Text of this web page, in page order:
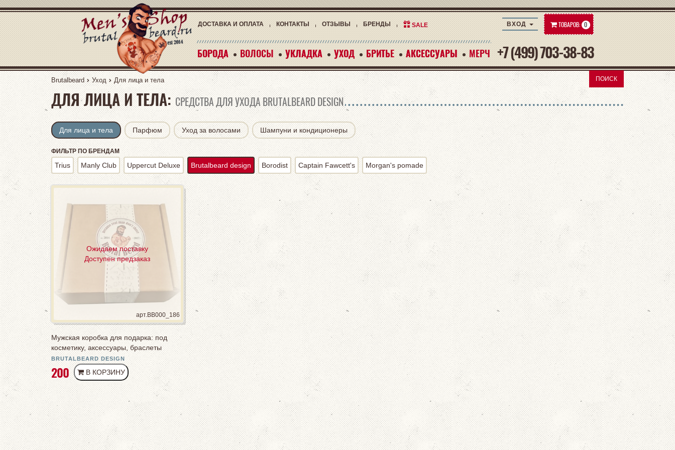
ДОСТАВКА И ОПЛАТА КОНТАКТЫ ОТЗЫВЫ БРЕНДЫ SALE
БОРОДА
БОРОДА ВОЛОСЫ УКЛАДКА
УКЛАДКА УХОД
УХОД БРИТЬЕ
БРИТЬЕ АКСЕССУАРЫ
АКСЕССУАРЫ МЕРЧ
ВХОД ТОВАРОВ: 0
+7 (499) 703-38-83
ПОИСК
Brutalbeard Уход Для лица и тела
ДЛЯ ЛИЦА И ТЕЛА:СРЕДСТВА ДЛЯ УХОДА BRUTALBEARD DESIGN
Для лица и тела Парфюм Уход за волосами Шампуни и кондиционеры
Trius Manly Club Uppercut Deluxe Brutalbeard design Borodist Captain Fawcett's Morgan's pomade
Ожидаем поставку
Доступен предзаказ
арт.BB000_186
Мужская коробка для подарка: под
косметику, аксессуары, браслеты
BRUTALBEARD DESIGN
200РУБ В КОРЗИНУ